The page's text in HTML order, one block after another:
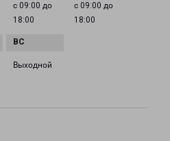
с 09:00 до
18:00
с 09:00 до
18:00
Выходной